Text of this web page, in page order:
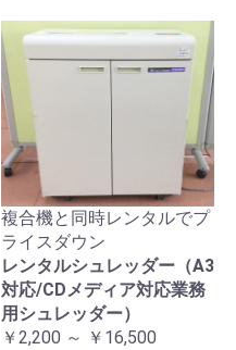
複合機と同時レンタルでプ
ライスダウン
レンタルシュレッダー（A3
対応/CDメディア対応業務
用シュレッダー）
￥2,200 ～ ￥16,500